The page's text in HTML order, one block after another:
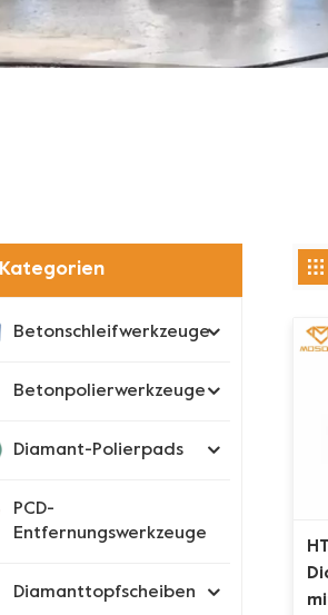
Kategorien
Betonschleifwerkzeuge
Betonpolierwerkzeuge
Diamant-Polierpads
PCD-
Entfernungswerkzeuge
Diamanttopfscheiben